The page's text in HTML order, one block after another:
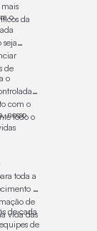
da
o
de
o
com o
todo o
nosso
toda a
à
de
vida das
de cada
de